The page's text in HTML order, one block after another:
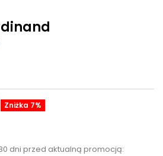
Zniżka 7%
dni przed aktualną promocją: